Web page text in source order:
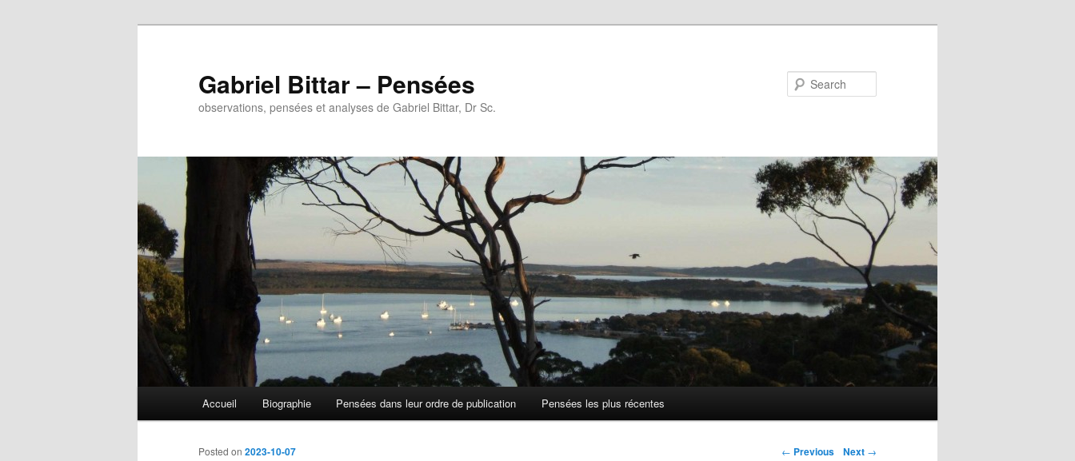
Gabriel Bittar – Pensées
observations, pensées et analyses de Gabriel Bittar, Dr Sc.
Skip to primary content
Skip to secondary content
Accueil Biographie Pensées dans leur ordre de publication Pensées les plus récentes
Post navigation ← Previous Next →
Posted on 2023-10-07